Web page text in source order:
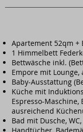
Apartement 52qm +
1 Himmelbett
Bettwäsche inkl.
Empore mit
Baby-Ausstattung
Küche mit
Espresso-
ausreichend
Bad mit Dusche,